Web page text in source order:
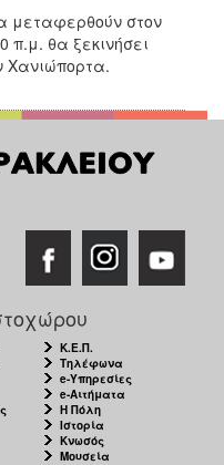
στον
π.μ. θα ξεκινήσει
Χανιώπορτα.
Κ.Ε.Π.
Τηλέφωνα
e-Υπηρεσίες
e-Αιτήματα
Η Πόλη
Ιστορία
Κνωσός
Μουσεία